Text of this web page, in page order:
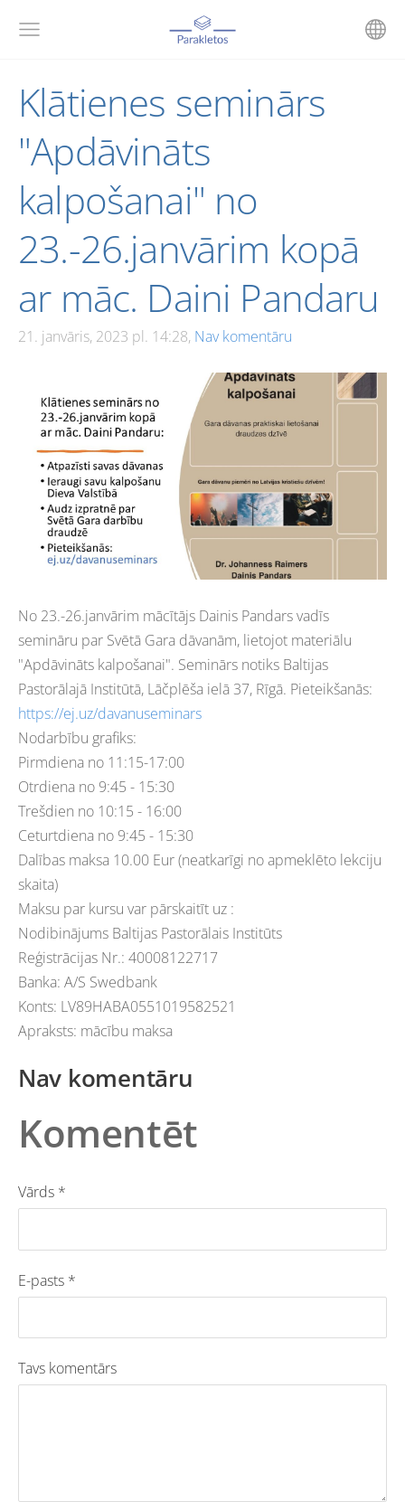
Klātienes seminārs
"Apdāvināts
kalpošanai" no
23.-26.janvārim kopā
ar māc. Daini Pandaru
21. janvāris, 2023 pl. 14:28, Nav komentāru
No 23.-26.janvārim mācītājs Dainis Pandars vadīs
semināru par Svētā Gara dāvanām, lietojot materiālu
"Apdāvināts kalpošanai". Seminārs notiks Baltijas
Pastorālajā Institūtā, Lāčplēša ielā 37, Rīgā. Pieteikšanās:
https://ej.uz/davanuseminars
Nodarbību grafiks:
Pirmdiena no 11:15-17:00
Otrdiena no 9:45 - 15:30
Trešdien no 10:15 - 16:00
Ceturtdiena no 9:45 - 15:30
Dalības maksa 10.00 Eur (neatkarīgi no apmeklēto lekciju
skaita)
Maksu par kursu var pārskaitīt uz :
Nodibinājums Baltijas Pastorālais Institūts
Reģistrācijas Nr.: 40008122717
Banka: A/S Swedbank
Konts: LV89HABA0551019582521
Apraksts: mācību maksa
Nav komentāru
Komentēt
Vārds *
E-pasts *
Tavs komentārs